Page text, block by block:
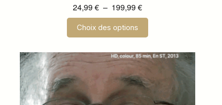
24,99€ – 199,99€Plage
de
24,99 €
à
199,99 €
Choix des options
produit
a
variations.
Les
options
peuvent
être